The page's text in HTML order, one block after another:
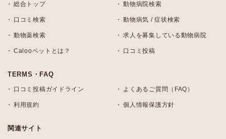
総合トップ 動物病院検索
口コミ検索 動物病気 / 症状検索
動物薬検索 求人を募集している動物病院
Calooペットとは？ 口コミ投稿
TERMS・FAQ
口コミ投稿ガイドライン よくあるご質問（FAQ）
利用規約 個人情報保護方針
関連サイト